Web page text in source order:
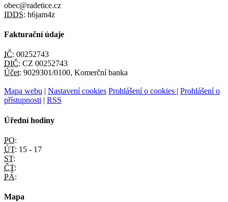
obec@radetice.cz
IDDS: h6jam4z
Fakturační údaje
IČ: 00252743
DIČ: CZ 00252743
Účet: 9029301/0100, Komerční banka
Mapa webu | Nastavení cookies Prohlášení o cookies | Prohlášení o
přístupnosti | RSS
Úřední hodiny
PO:
ÚT: 15 - 17
ST:
ČT:
PÁ:
Mapa